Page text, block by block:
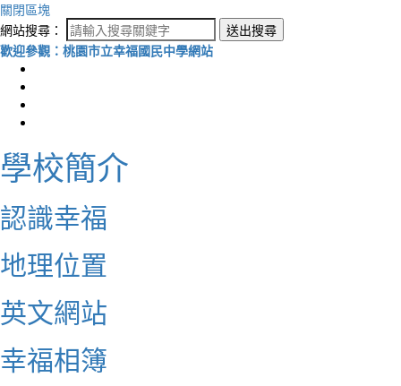
關閉區塊
網站搜尋：
送出搜尋
歡迎參觀：桃園市立幸福國民中學網站
學校簡介
認識幸福
地理位置
英文網站
幸福相簿